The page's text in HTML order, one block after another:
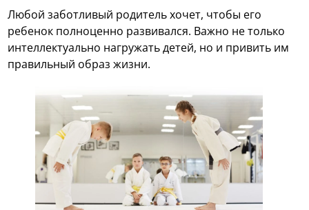
Любой заботливый родитель хочет, чтобы его
ребенок полноценно развивался. Важно не только
интеллектуально нагружать детей, но и привить им
правильный образ жизни.